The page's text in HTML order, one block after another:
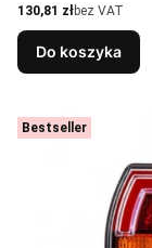
Cena
130,81 złbez VAT
Do koszyka
Bestseller